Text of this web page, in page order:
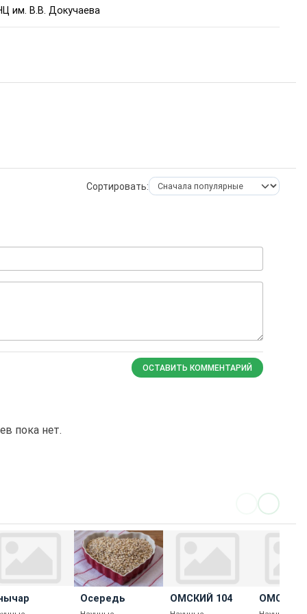
им. В.В. Докучаева
Сортировать:
ОСТАВИТЬ КОММЕНТАРИЙ
пока нет.
Осередь ОМСКИЙ 104 ОМСКИЙ